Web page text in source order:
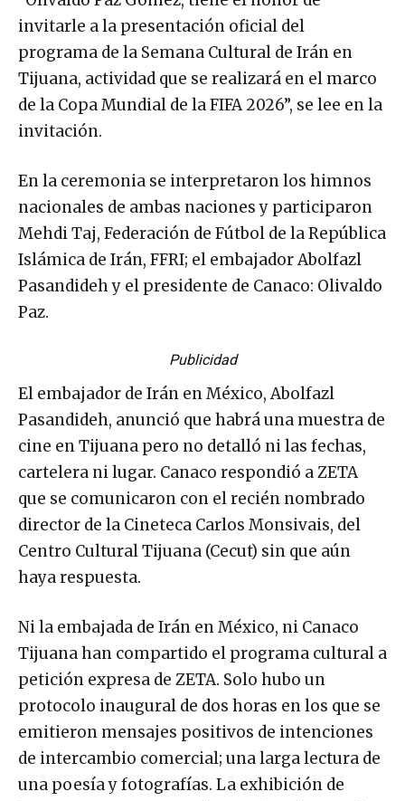
invitarle a la presentación oficial del
programa de la Semana Cultural de Irán en
Tijuana, actividad que se realizará en el marco
de la Copa Mundial de la FIFA 2026”, se lee en la
invitación.
En la ceremonia se interpretaron los himnos
nacionales de ambas naciones y participaron
Mehdi Taj, Federación de Fútbol de la República
Islámica de Irán, FFRI; el embajador Abolfazl
Pasandideh y el presidente de Canaco: Olivaldo
Paz.
Publicidad
El embajador de Irán en México, Abolfazl
Pasandideh, anunció que habrá una muestra de
cine en Tijuana pero no detalló ni las fechas,
cartelera ni lugar. Canaco respondió a ZETA
que se comunicaron con el recién nombrado
director de la Cineteca Carlos Monsivais, del
Centro Cultural Tijuana (Cecut) sin que aún
haya respuesta.
Ni la embajada de Irán en México, ni Canaco
Tijuana han compartido el programa cultural a
petición expresa de ZETA. Solo hubo un
protocolo inaugural de dos horas en los que se
emitieron mensajes positivos de intenciones
de intercambio comercial; una larga lectura de
una poesía y fotografías. La exhibición de